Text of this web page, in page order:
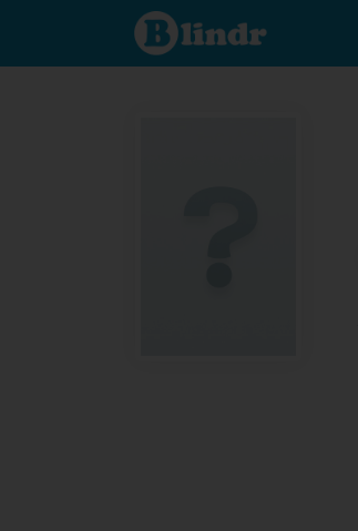
Poznej co je
pod maskou.
Seznamovací